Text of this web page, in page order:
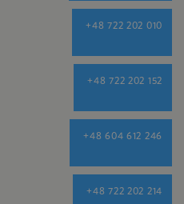
+48 722 202 010
+48 722 202 152
+48 604 612 246
+48 722 202 214